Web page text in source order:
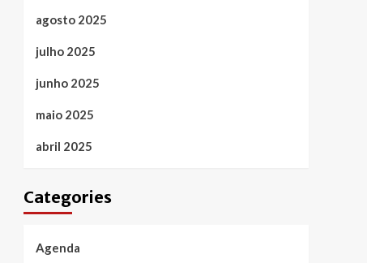
agosto 2025
julho 2025
junho 2025
maio 2025
abril 2025
Categories
Agenda